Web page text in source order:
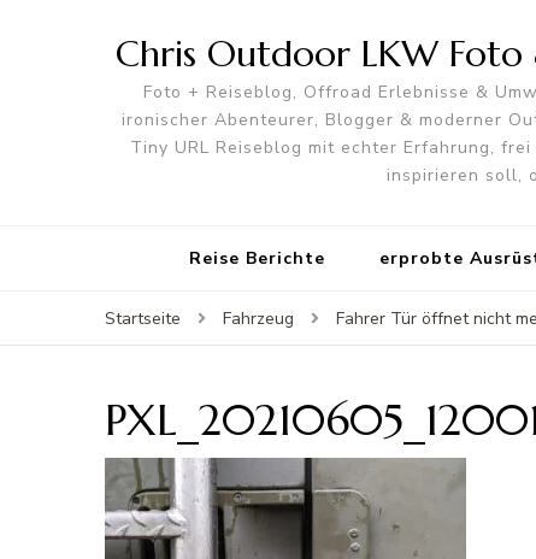
Chris Outdoor LKW
Foto + Reiseblog, Offroad Erlebnisse &
ironischer Abenteurer, Blogger & moderner
Tiny URL Reiseblog mit echter Erfahrung,
inspirieren soll,
Reise Berichte erprobte
Startseite Fahrzeug Fahrer Tür öffnet nicht